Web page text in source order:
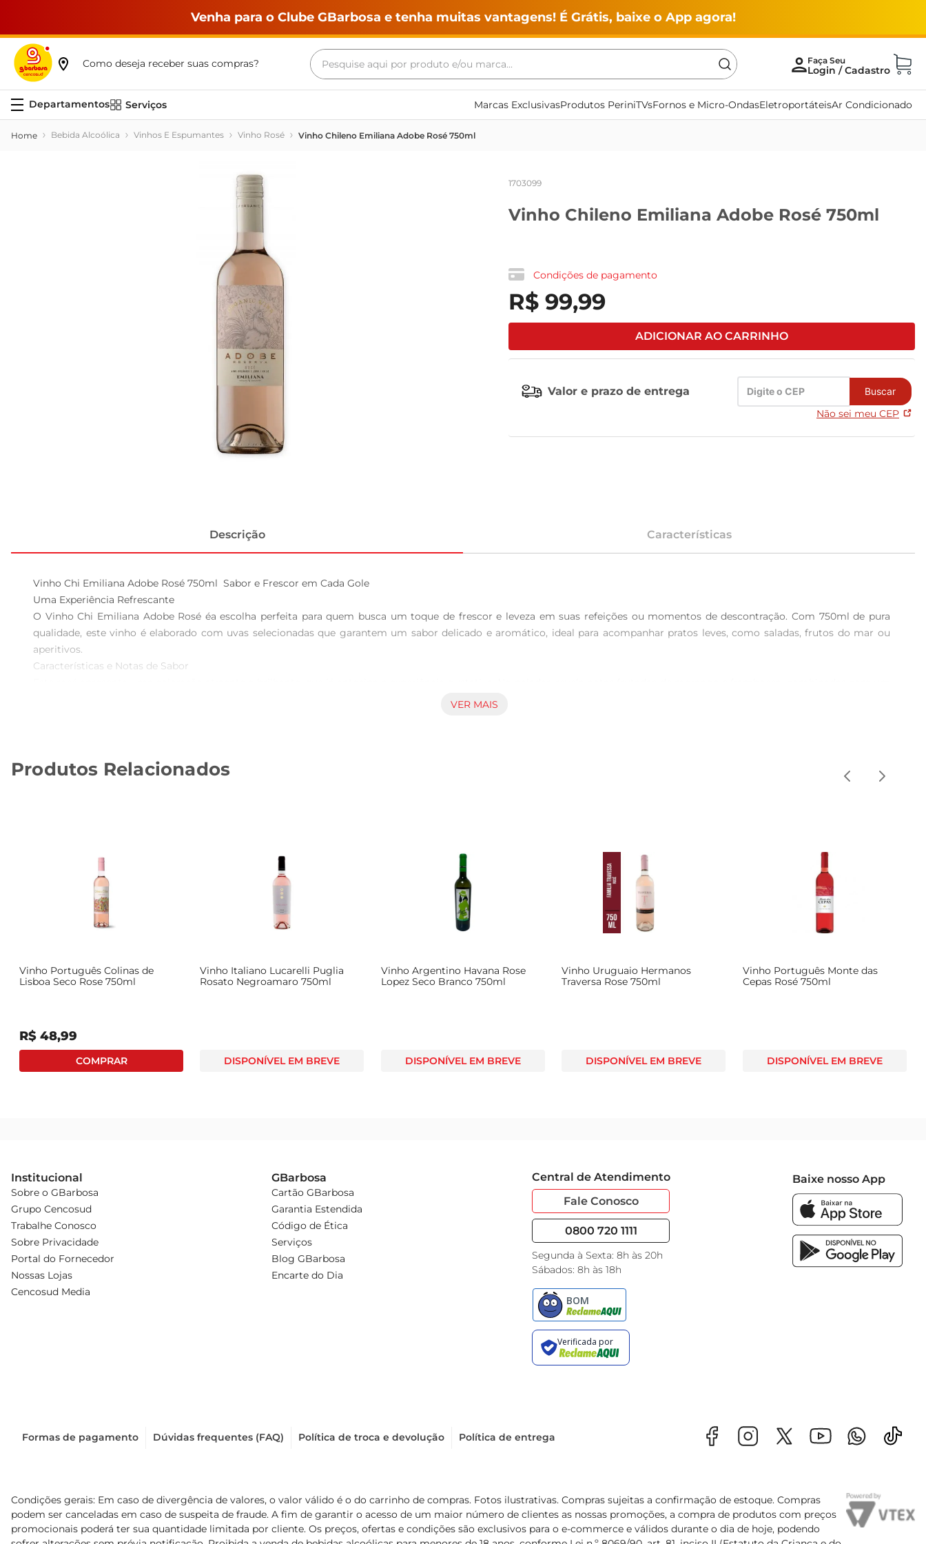
Venha para o Clube GBarbosa e tenha muitas vantagens! É Grátis, baixe o App agora!
Como deseja receber suas compras?
Pesquise aqui por produto e/ou marca...
Serviços Marcas ExclusivasProdutos PeriniTVsFornos e Micro-OndasEletroportáteisAr Condicionado
Bebida Alcoólica Vinhos E Espumantes Vinho Rosé Vinho Chileno Emiliana Adobe Rosé 750ml
1703099
Vinho Chileno Emiliana Adobe Rosé 750ml
Condições de pagamento
R$ 99,99
ADICIONAR AO CARRINHO
Valor e prazo de entrega Buscar
Não sei meu CEP
Descrição Características
Vinho Chi Emiliana Adobe Rosé 750ml  Sabor e Frescor em Cada Gole
Uma Experiência Refrescante
O Vinho Chi Emiliana Adobe Rosé éa escolha perfeita para quem busca um toque de frescor e leveza em suas refeições ou momentos de descontração. Com 750ml de pura
qualidade, este vinho é elaborado com uvas selecionadas que garantem um sabor delicado e aromático, ideal para acompanhar pratos leves, como saladas, frutos do mar ou
aperitivos.
Características e Notas de Sabor
leve toque floral, proporcionando uma sensação refrescante e equilibrada. A acidez na medida certa torna este vinho extremamente versátil, perfeito para ser apreciado em
suaves. Sua versatilidade permite que ele também seja uma excelente escolha para um brinde em celebrações, trazendo um toque de sofisticação e descontração ao mesmo
VER MAIS
Produtos Relacionados
Vinho Português Colinas de
Lisboa Seco Rose 750ml
R$ 48,99
Vinho Italiano Lucarelli Puglia
Rosato Negroamaro 750ml
DISPONÍVEL EM BREVE
Vinho Argentino Havana Rose
Lopez Seco Branco 750ml
DISPONÍVEL EM BREVE
Vinho Uruguaio Hermanos
Traversa Rose 750ml
DISPONÍVEL EM BREVE
Vinho Português Monte das
Cepas Rosé 750ml
DISPONÍVEL EM BREVE
Institucional
Sobre o GBarbosa
Grupo Cencosud
Trabalhe Conosco
Sobre Privacidade
Portal do Fornecedor
Nossas Lojas
Cencosud Media
GBarbosa
Cartão GBarbosa
Garantia Estendida
Código de Ética
Serviços
Blog GBarbosa
Encarte do Dia
Central de Atendimento
Fale Conosco
0800 720 1111
Segunda à Sexta: 8h às 20h
Sábados: 8h às 18h
Baixe nosso App
Formas de pagamento Dúvidas frequentes (FAQ) Política de troca e devolução Política de entrega
Condições gerais: Em caso de divergência de valores, o valor válido é o do carrinho de compras. Fotos ilustrativas. Compras sujeitas a confirmação de estoque. Compras
podem ser canceladas em caso de suspeita de fraude. A fim de garantir o acesso de um maior número de clientes as nossas promoções, a compra de produtos com preços
promocionais poderá ter sua quantidade limitada por cliente. Os preços, ofertas e condições são exclusivos para o e-commerce e válidos durante o dia de hoje, podendo
Termos mais buscados
maquina lavar